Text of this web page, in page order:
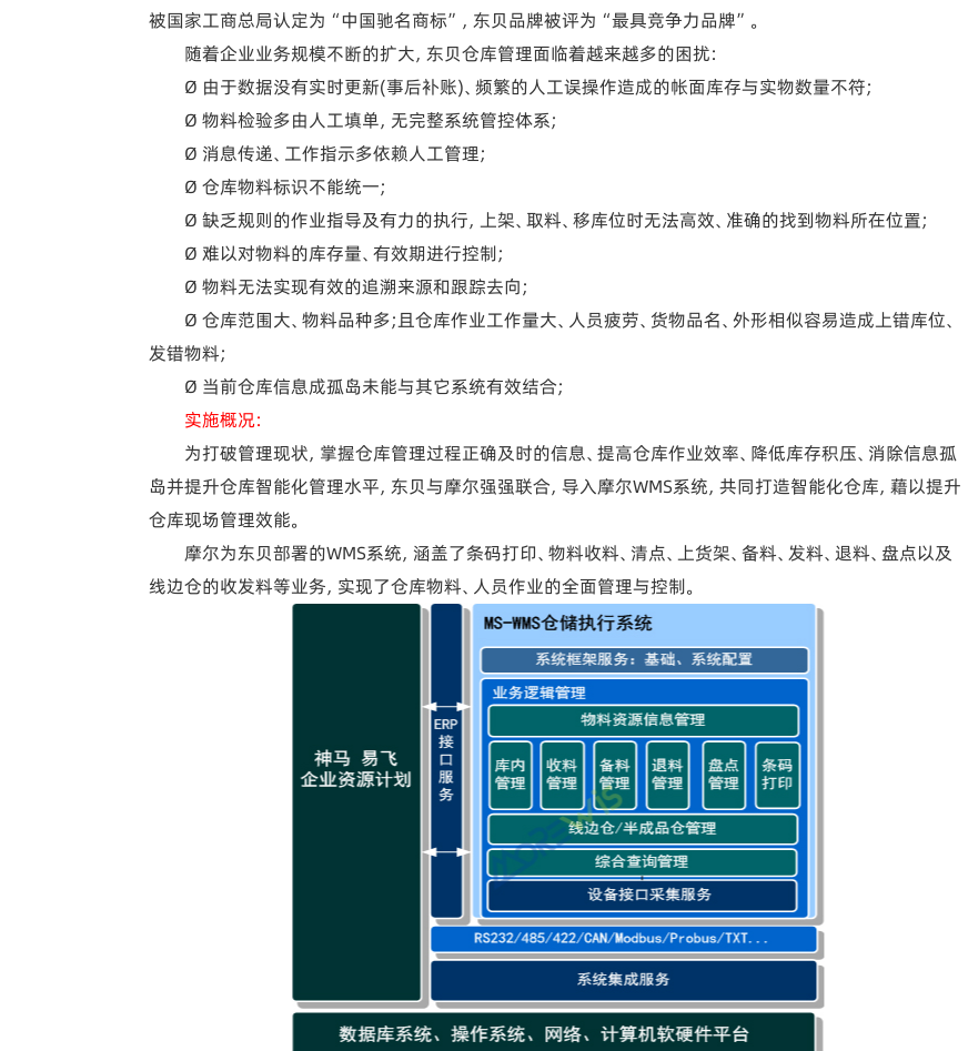
被国家工商总局认定为“中国驰名商标”，东贝品牌被评为“最具竞争力品牌”。
随着企业业务规模不断的扩大，东贝仓库管理面临着越来越多的困扰：
Ø 由于数据没有实时更新(事后补账)、频繁的人工误操作造成的帐面库存与实物数量不符;
Ø 物料检验多由人工填单，无完整系统管控体系;
Ø 消息传递、工作指示多依赖人工管理;
Ø 仓库物料标识不能统一;
Ø 缺乏规则的作业指导及有力的执行，上架、取料、移库位时无法高效、准确的找到物料所在位置;
Ø 难以对物料的库存量、有效期进行控制;
Ø 物料无法实现有效的追溯来源和跟踪去向;
Ø 仓库范围大、物料品种多;且仓库作业工作量大、人员疲劳、货物品名、外形相似容易造成上错库位、
发错物料;
Ø 当前仓库信息成孤岛未能与其它系统有效结合;
实施概况：
为打破管理现状，掌握仓库管理过程正确及时的信息、提高仓库作业效率、降低库存积压、消除信息孤
岛并提升仓库智能化管理水平，东贝与摩尔强强联合，导入摩尔WMS系统，共同打造智能化仓库，藉以提升
仓库现场管理效能。
摩尔为东贝部署的WMS系统，涵盖了条码打印、物料收料、清点、上货架、备料、发料、退料、盘点以及
线边仓的收发料等业务，实现了仓库物料、人员作业的全面管理与控制。